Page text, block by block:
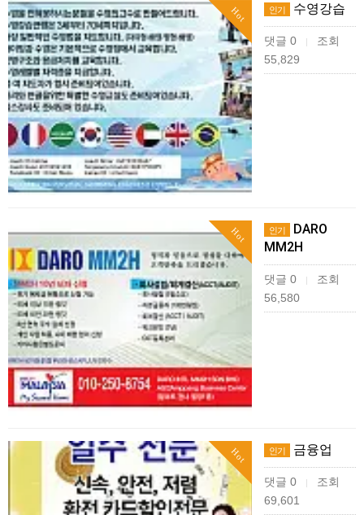
Hot 인기 수영강습
댓글 0 |
조회
55,829
Hot 인기
DARO
MM2H
댓글 0 |
조회
56,580
Hot 인기 금융업
댓글 0 |
조회
69,601